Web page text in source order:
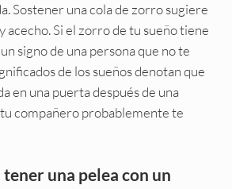
Sostener una cola de zorro sugiere
acecho. Si el zorro de tu sueño tiene
signo de una persona que no te
de los sueños denotan que
en una puerta después de una
compañero probablemente te
una pelea con un